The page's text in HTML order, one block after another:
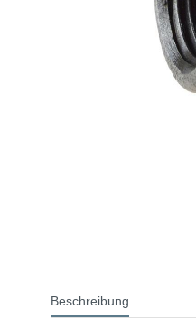
Beschreibung